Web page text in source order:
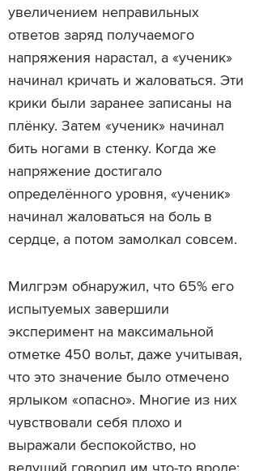
увеличением неправильных
ответов заряд получаемого
напряжения нарастал, а «ученик»
начинал кричать и жаловаться. Эти
крики были заранее записаны на
плёнку. Затем «ученик» начинал
бить ногами в стенку. Когда же
напряжение достигало
определённого уровня, «ученик»
начинал жаловаться на боль в
сердце, а потом замолкал совсем.
Милгрэм обнаружил, что 65% его
испытуемых завершили
эксперимент на максимальной
отметке 450 вольт, даже учитывая,
что это значение было отмечено
ярлыком «опасно». Многие из них
чувствовали себя плохо и
выражали беспокойство, но